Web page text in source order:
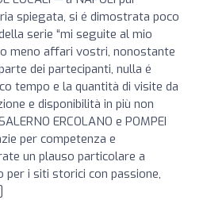
spiegata, si é dimostrata poco
serie “mi seguite al mio
meno affari vostri, nonostante
dei partecipanti, nulla é
tempo e la quantità di visite da
e disponibilità in più non
ERCOLANO e POMPEI
per competenza e
un plauso particolare a
per i siti storici con passione,